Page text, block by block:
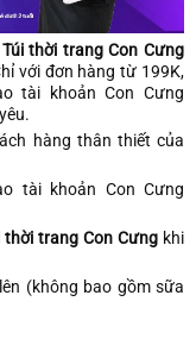
Túi thời trang Con Cưng
với đơn hàng từ 199K,
tài khoản Con Cưng
hàng thân thiết của
tài khoản Con Cưng
thời trang Con Cưng khi
(không bao gồm sữa